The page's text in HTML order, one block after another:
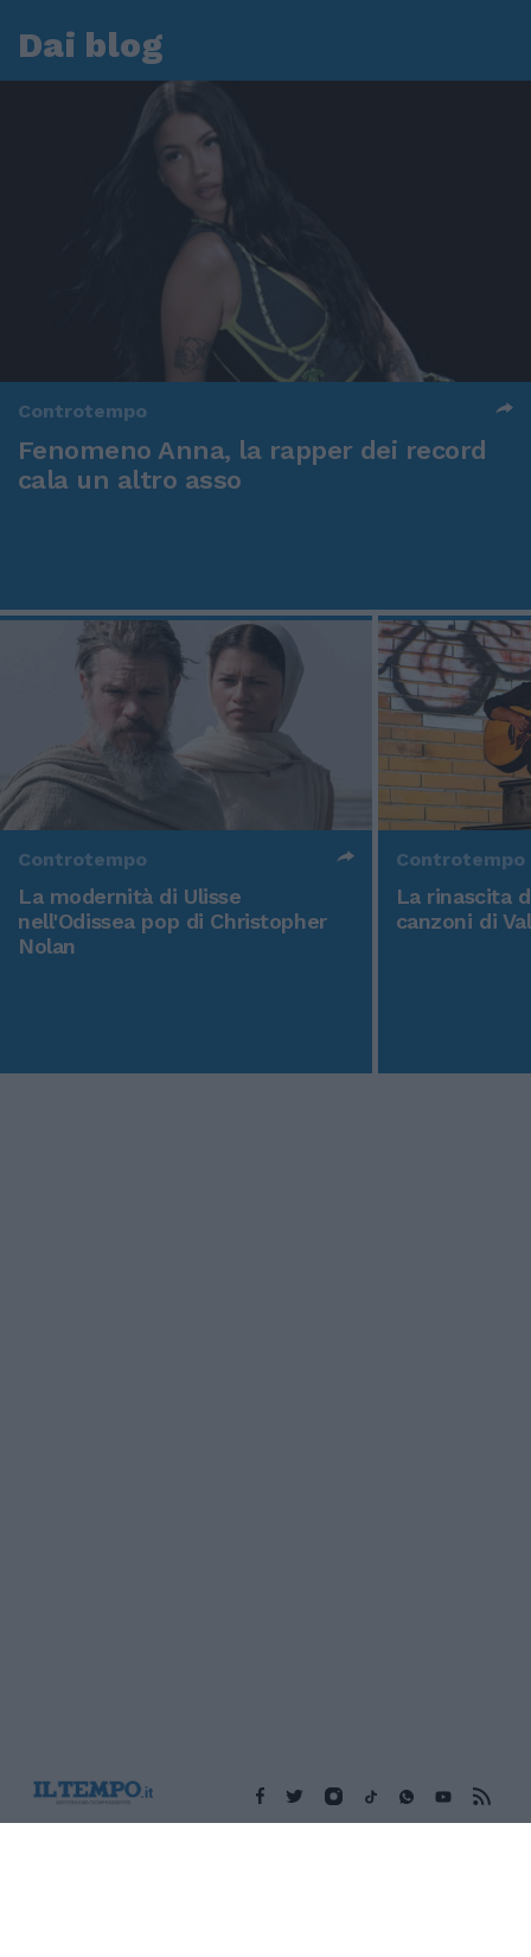
Dai blog
Controtempo
Fenomeno Anna, la rapper dei record
cala un altro asso
Controtempo
La modernità di Ulisse
nell'Odissea pop di Christopher
Nolan
Controtempo
La rinascita
canzoni di